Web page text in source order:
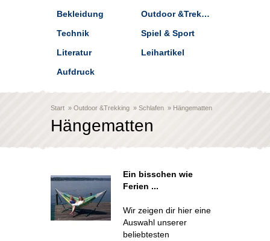
Bekleidung
Outdoor &Trekking
Technik
Spiel & Sport
Literatur
Leihartikel
Aufdruck
Start » Outdoor &Trekking » Schlafen » Hängematten
Hängematten
Ein bisschen wie
Ferien ...
Wir zeigen dir hier eine
Auswahl unserer
beliebtesten